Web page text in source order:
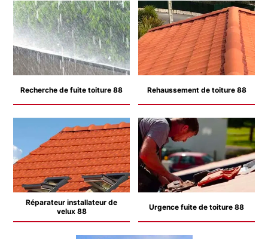
Recherche de fuite toiture 88 Rehaussement de toiture 88
Réparateur installateur de
velux 88
Urgence fuite de toiture 88